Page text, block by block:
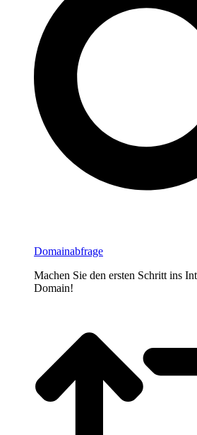
Domainabfrage
Machen Sie den ersten Schritt ins
Domain!